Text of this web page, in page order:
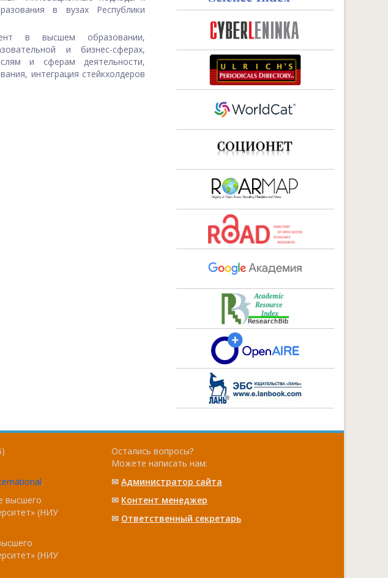
в вузах Республики
в высшем образовании,
и бизнес-сферах,
и сферам деятельности,
интеграция стейкхолдеров
.
высшего
(НИУ
(НИУ
Остались вопросы?
Можете написать нам:
✉ Администратор сайта
✉ Контент менеджер
✉ Ответственный cекретарь